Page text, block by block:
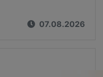
07.08.2026